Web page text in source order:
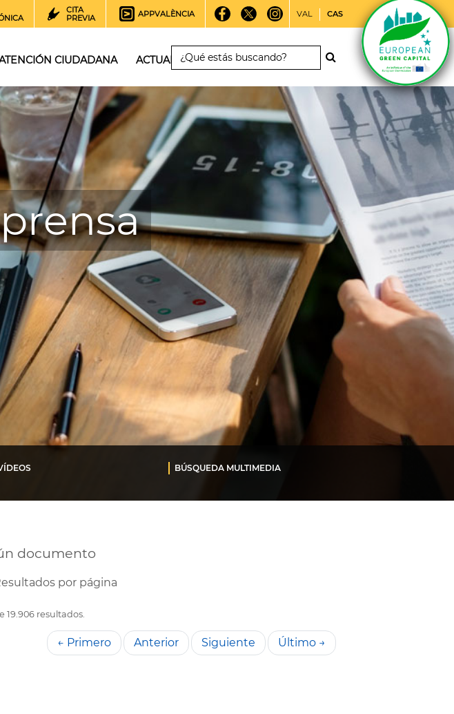
CITA
PREVIA
APPVALÈNCIA VAL CAS
CIUDADANA ACTUALIDAD
BÚSQUEDA MULTIMEDIA
documento
por página
19.906 resultados.
← Primero Anterior Siguiente Último →